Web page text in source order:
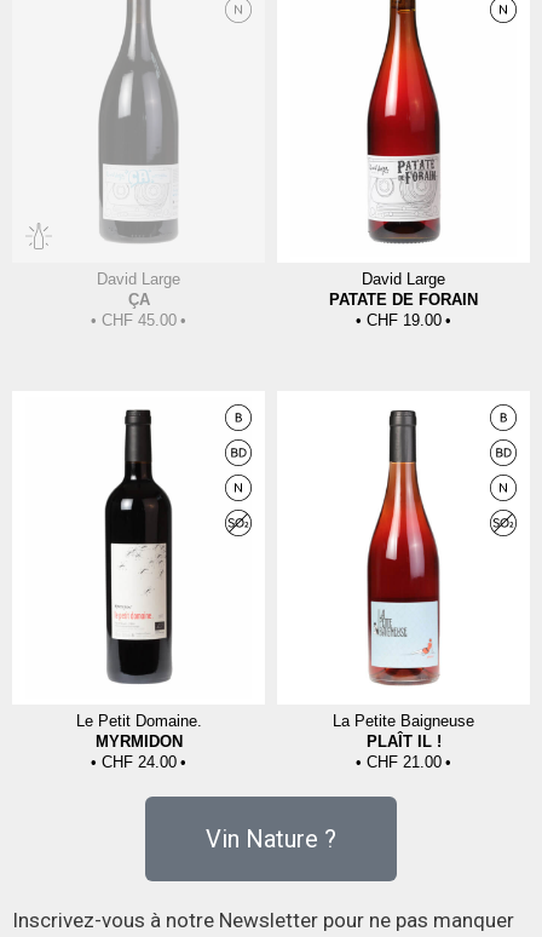
David Large
ÇA
CHF 45.00
David Large
PATATE DE FORAIN
CHF 19.00
Le Petit Domaine.
MYRMIDON
CHF 24.00
La Petite Baigneuse
PLAÎT IL !
CHF 21.00
Vin Nature ?
Inscrivez-vous à notre Newsletter pour ne pas manquer